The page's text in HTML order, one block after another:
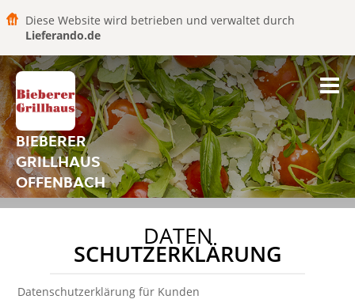
Diese Website wird betrieben und verwaltet durch
Lieferando.de
BIEBERER
GRILLHAUS
OFFENBACH
DATEN
SCHUTZERKLÄRUNG
Datenschutzerklärung für Kunden